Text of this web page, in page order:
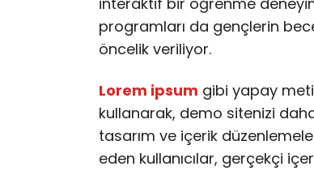
programları da gençlerin
öncelik veriliyor.
Lorem ipsum gibi yapay
kullanarak, demo sitenizi
tasarım ve içerik
eden kullanıcılar, gerçekçi